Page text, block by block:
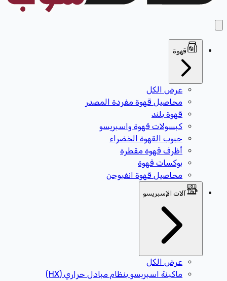
قهوة
عرض الكل
محاصيل قهوة مفردة المصدر
قهوة بلند
كبسولات قهوة واسبريسو
حبوب القهوة الخضراء
أظرف قهوة مقطرة
بوكسات قهوة
محاصيل قهوة انفيوجن
آلات الإسبريسو
عرض الكل
ماكينة اسبريسو بنظام مبادل حراري (HX)